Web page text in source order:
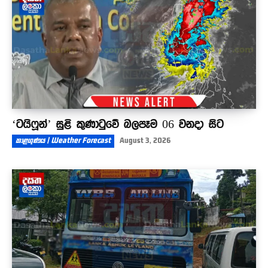
‘ටයිෆූන්’ සුළි කුණාටුවේ බලපෑම 06 වනදා සිට
කාළගුණය | Weather Forecast August 3, 2026